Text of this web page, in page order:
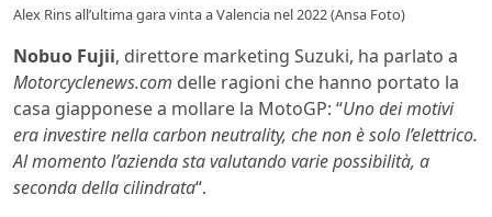
Alex Rins all’ultima gara vinta a Valencia nel 2022 (Ansa Foto)
Nobuo Fujii, direttore marketing Suzuki, ha parlato a
Motorcyclenews.com delle ragioni che hanno portato la
casa giapponese a mollare la MotoGP: “Uno dei motivi
era investire nella carbon neutrality, che non è solo l’elettrico.
Al momento l’azienda sta valutando varie possibilità, a
seconda della cilindrata“.